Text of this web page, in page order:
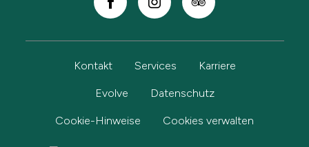
Kontakt Services Karriere
Evolve Datenschutz
Cookie-Hinweise Cookies verwalten